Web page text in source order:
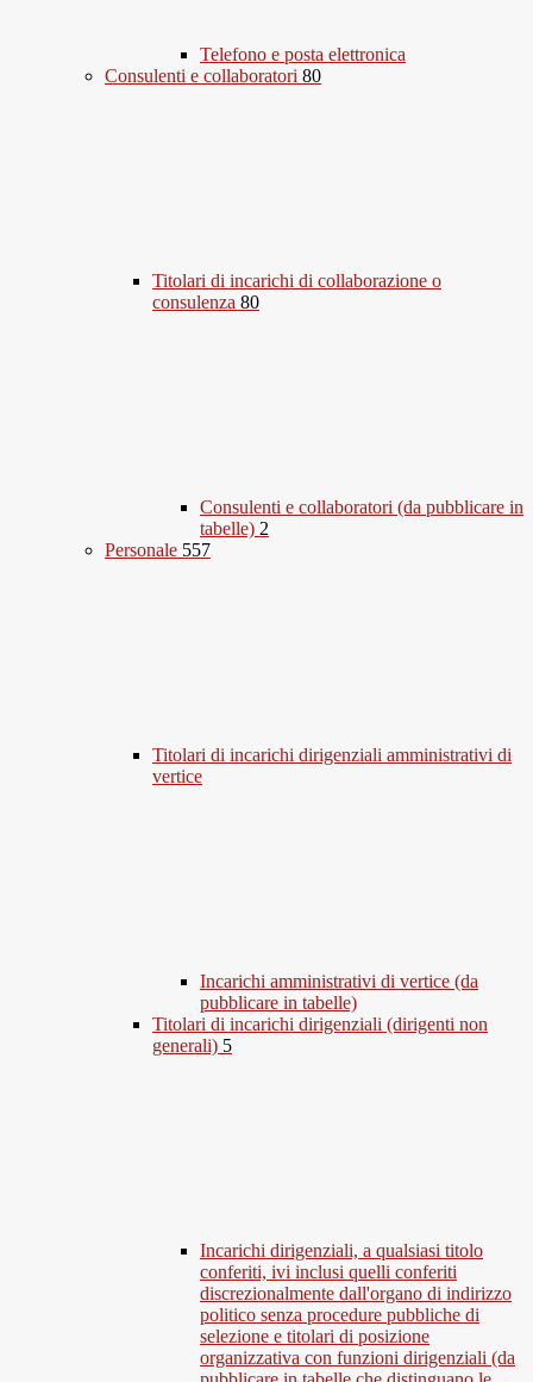
Telefono e posta elettronica
Consulenti e collaboratori 80
Titolari di incarichi di collaborazione o
consulenza 80
Consulenti e collaboratori (da pubblicare in
tabelle) 2
Personale 557
Titolari di incarichi dirigenziali amministrativi di
vertice
Incarichi amministrativi di vertice (da
pubblicare in tabelle)
Titolari di incarichi dirigenziali (dirigenti non
generali) 5
Incarichi dirigenziali, a qualsiasi titolo
conferiti, ivi inclusi quelli conferiti
discrezionalmente dall'organo di indirizzo
politico senza procedure pubbliche di
selezione e titolari di posizione
organizzativa con funzioni dirigenziali (da